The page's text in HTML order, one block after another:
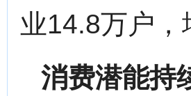
业14.8万户
消费潜能持